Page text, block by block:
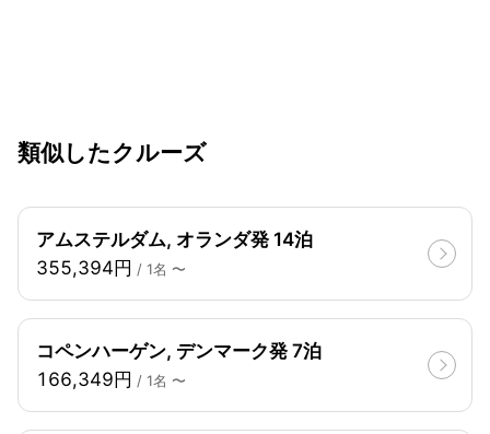
類似したクルーズ
アムステルダム, オランダ発 14泊
355,394円 / 1名 〜
コペンハーゲン, デンマーク発 7泊
166,349円 / 1名 〜